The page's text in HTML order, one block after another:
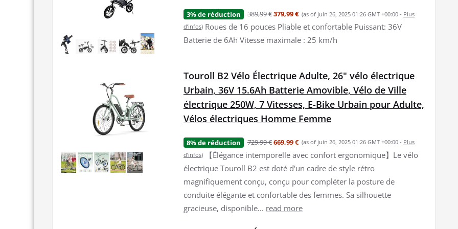
3% de réduction 389,99 €379,99 € (as of juin 26, 2025 01:26 GMT +00:00 - Plus
d’infos) Roues de 16 pouces Pliable et confortable Puissant: 36V
Batterie de 6Ah Vitesse maximale : 25 km/h
Touroll B2 Vélo Électrique Adulte, 26" vélo électrique
Urbain, 36V 15.6Ah Batterie Amovible, Vélo de Ville
électrique 250W, 7 Vitesses, E-Bike Urbain pour Adulte,
Vélos électriques Homme Femme
8% de réduction 729,99 €669,99 € (as of juin 26, 2025 01:26 GMT +00:00 - Plus
d’infos)
【Élégance intemporelle avec confort ergonomique】Le vélo
électrique Touroll B2 est doté d'un cadre de style rétro
magnifiquement conçu, conçu pour compléter la posture de
conduite élégante et confortable des femmes. Sa silhouette
gracieuse, disponible... read more